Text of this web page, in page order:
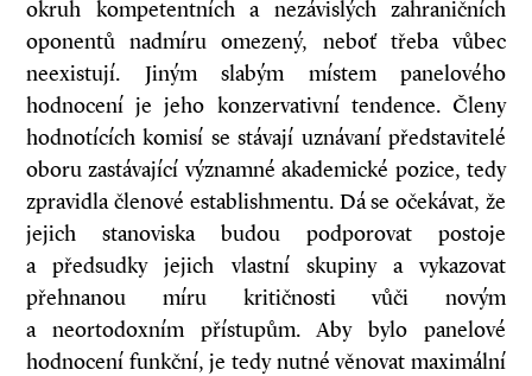
okruh kompetentních a nezávislých zahraničních
oponentů nadmíru omezený, neboť třeba vůbec
neexistují. Jiným slabým místem panelového
hodnocení je jeho konzervativní tendence. Členy
hodnotících komisí se stávají uznávaní představitelé
oboru zastávající významné akademické pozice, tedy
zpravidla členové establishmentu. Dá se očekávat, že
jejich stanoviska budou podporovat postoje
a předsudky jejich vlastní skupiny a vykazovat
přehnanou míru kritičnosti vůči novým
a neortodoxním přístupům. Aby bylo panelové
hodnocení funkční, je tedy nutné věnovat maximální